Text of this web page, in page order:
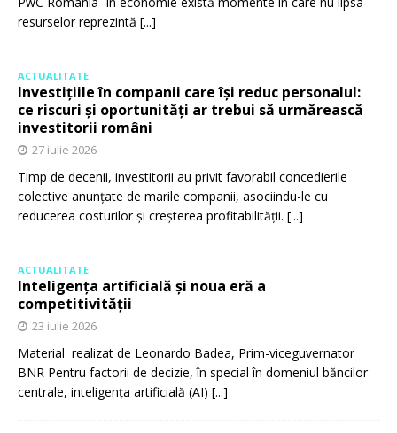
resurselor reprezintă [...]
ACTUALITATE
Investițiile în companii care își reduc personalul:
ce riscuri și oportunități ar trebui să urmărească
investitorii români
27 iulie 2026
Timp de decenii, investitorii au privit favorabil concedierile
colective anunțate de marile companii, asociindu-le cu
reducerea costurilor și creșterea profitabilității. [...]
ACTUALITATE
Inteligența artificială și noua eră a
competitivității
23 iulie 2026
Material realizat de Leonardo Badea, Prim-viceguvernator
BNR Pentru factorii de decizie, în special în domeniul băncilor
centrale, inteligența artificială (AI) [...]